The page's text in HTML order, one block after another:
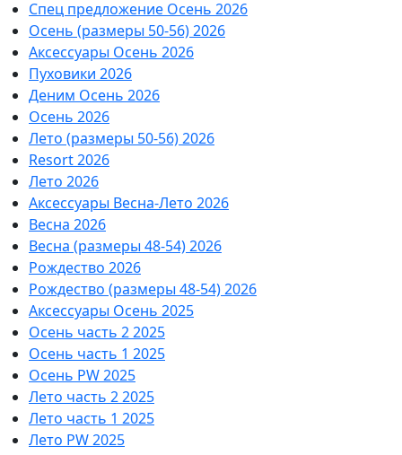
Спец предложение Осень 2026
Осень (размеры 50-56) 2026
Аксессуары Осень 2026
Пуховики 2026
Деним Осень 2026
Осень 2026
Лето (размеры 50-56) 2026
Resort 2026
Лето 2026
Аксессуары Весна-Лето 2026
Весна 2026
Весна (размеры 48-54) 2026
Рождество 2026
Рождество (размеры 48-54) 2026
Аксессуары Осень 2025
Осень часть 2 2025
Осень часть 1 2025
Осень PW 2025
Лето часть 2 2025
Лето часть 1 2025
Лето PW 2025